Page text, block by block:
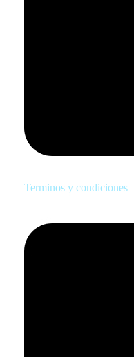
Terminos y condiciones